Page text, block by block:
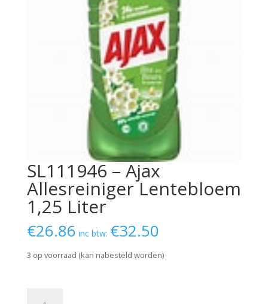
SL111946 – Ajax
Allesreiniger Lentebloem
1,25 Liter
€26.86 inc btw: €32.50
3 op voorraad (kan nabesteld worden)